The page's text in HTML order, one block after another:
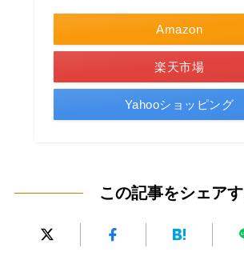
Amazon
楽天市場
Yahooショッピング
この記事をシェア